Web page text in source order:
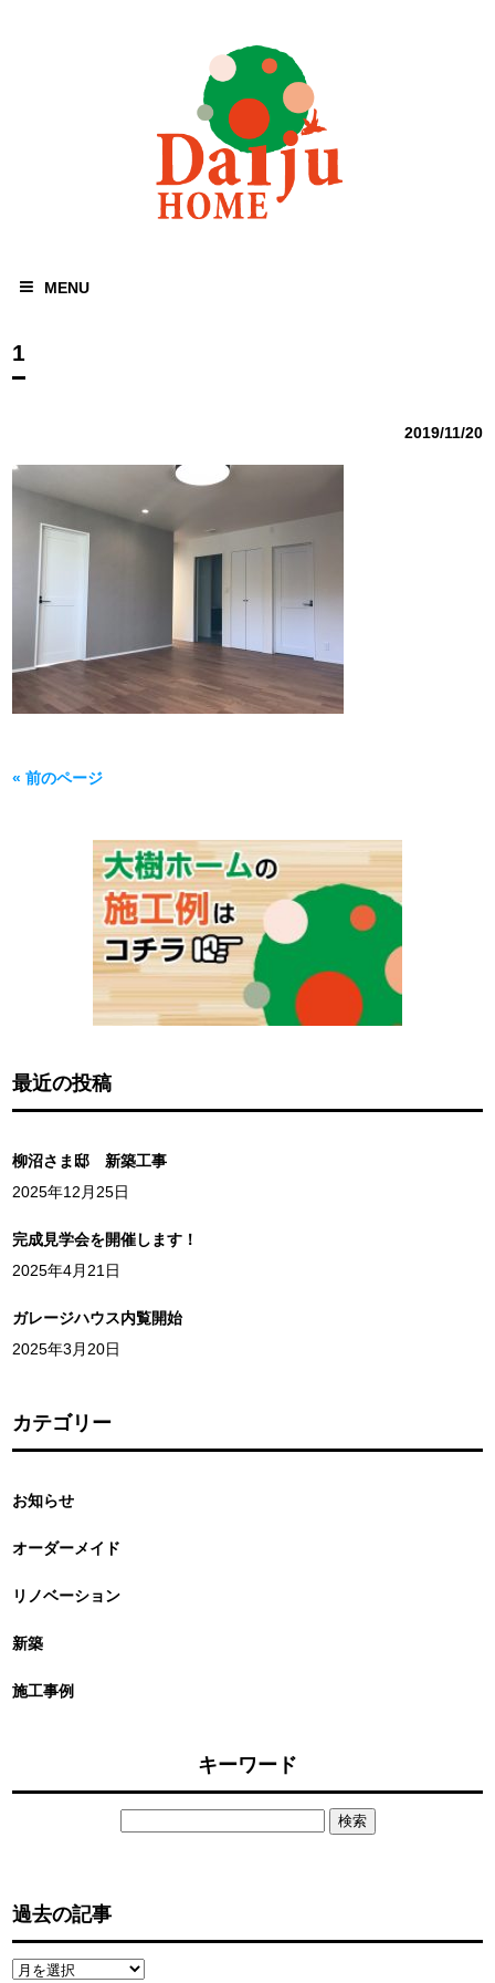
MENU
1
2019/11/20
« 前のページ
最近の投稿
柳沼さま邸 新築工事
2025年12月25日
完成見学会を開催します！
2025年4月21日
ガレージハウス内覧開始
2025年3月20日
カテゴリー
お知らせ
オーダーメイド
リノベーション
新築
施工事例
キーワード
過去の記事
過